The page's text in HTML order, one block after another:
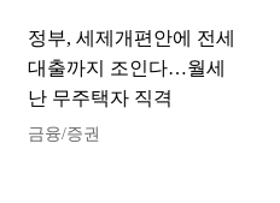
정부, 세제개편안에 전세
대출까지 조인다…월세
난 무주택자 직격
금융/증권